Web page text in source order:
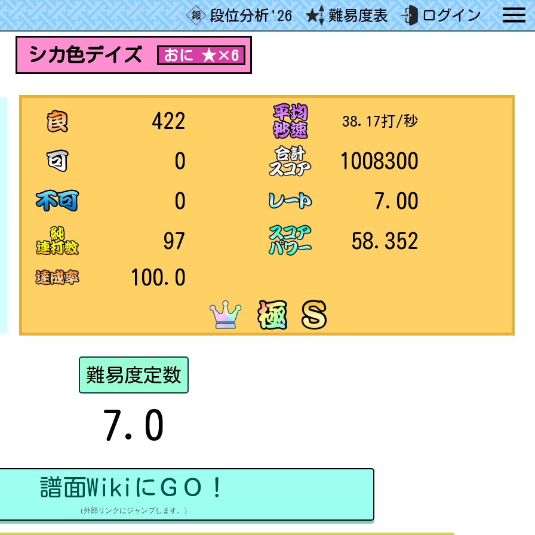
段位分析'26 難易度表 ログイン
シカ色デイズ おに ★×6
422
0
0
97
100.0
38.17打/秒
1008300
7.00
58.352
難易度定数
7.0
譜面WikiにＧＯ！
（外部リンクにジャンプします。）